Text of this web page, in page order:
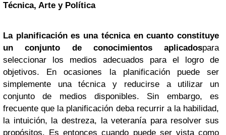
Técnica, Arte y Política
La planificación es una técnica en cuanto constituye
un conjunto de conocimientos aplicadospara
seleccionar los medios adecuados para el logro de
objetivos. En ocasiones la planificación puede ser
simplemente una técnica y reducirse a utilizar un
conjunto de medios disponibles. Sin embargo, es
frecuente que la planificación deba recurrir a la habilidad,
la intuición, la destreza, la veteranía para resolver sus
propósitos. Es entonces cuando puede ser vista como